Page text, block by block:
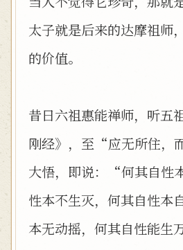
太子就是后来的达摩祖师
的价值。
昔日六祖惠能禅师，听五
刚经》，至“应无所住，
大悟，即说：“何其自性
性本不生灭，何其自性本
本无动摇，何其自性能生